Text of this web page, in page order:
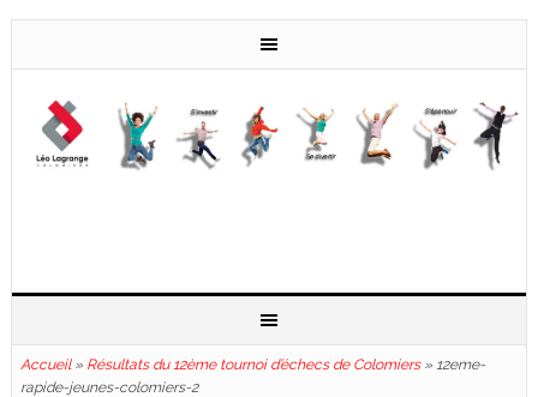
Accueil» Résultats du 12ème tournoi d’échecs de Colomiers» 12eme-
rapide-jeunes-colomiers-2